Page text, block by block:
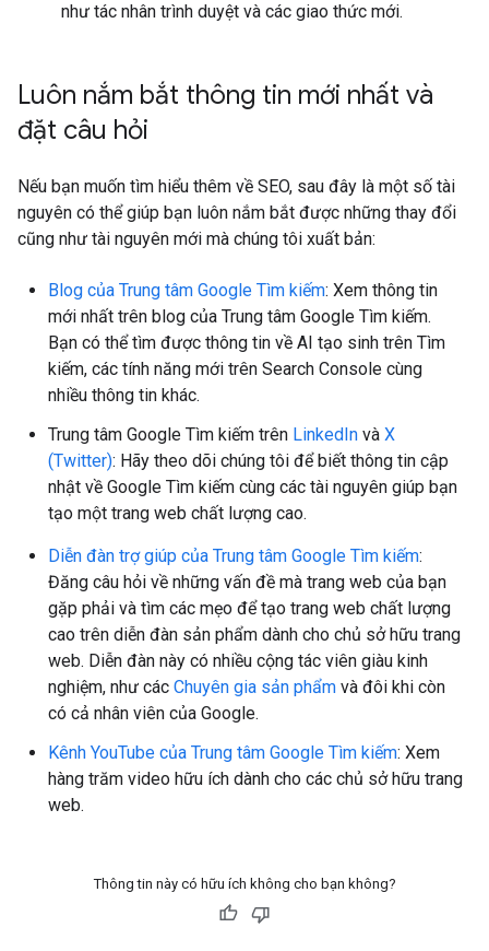
như tác nhân trình duyệt và các giao thức mới.
Luôn nắm bắt thông tin mới nhất và
đặt câu hỏi
Nếu bạn muốn tìm hiểu thêm về SEO, sau đây là một số tài
nguyên có thể giúp bạn luôn nắm bắt được những thay đổi
cũng như tài nguyên mới mà chúng tôi xuất bản:
Blog của Trung tâm Google Tìm kiếm: Xem thông tin
mới nhất trên blog của Trung tâm Google Tìm kiếm.
Bạn có thể tìm được thông tin về AI tạo sinh trên Tìm
kiếm, các tính năng mới trên Search Console cùng
nhiều thông tin khác.
Trung tâm Google Tìm kiếm trên LinkedIn và X
(Twitter): Hãy theo dõi chúng tôi để biết thông tin cập
nhật về Google Tìm kiếm cùng các tài nguyên giúp bạn
tạo một trang web chất lượng cao.
Diễn đàn trợ giúp của Trung tâm Google Tìm kiếm:
Đăng câu hỏi về những vấn đề mà trang web của bạn
gặp phải và tìm các mẹo để tạo trang web chất lượng
cao trên diễn đàn sản phẩm dành cho chủ sở hữu trang
web. Diễn đàn này có nhiều cộng tác viên giàu kinh
nghiệm, như các Chuyên gia sản phẩm và đôi khi còn
có cả nhân viên của Google.
Kênh YouTube của Trung tâm Google Tìm kiếm: Xem
hàng trăm video hữu ích dành cho các chủ sở hữu trang
web.
Thông tin này có hữu ích không cho bạn không?